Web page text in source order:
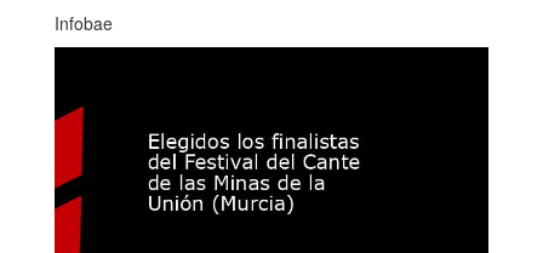
Infobae